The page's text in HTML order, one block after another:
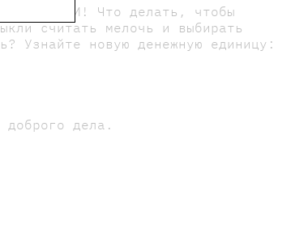
и... И! Что делать, чтобы
считать мелочь и выбирать
Узнайте новую денежную единицу:
дела.